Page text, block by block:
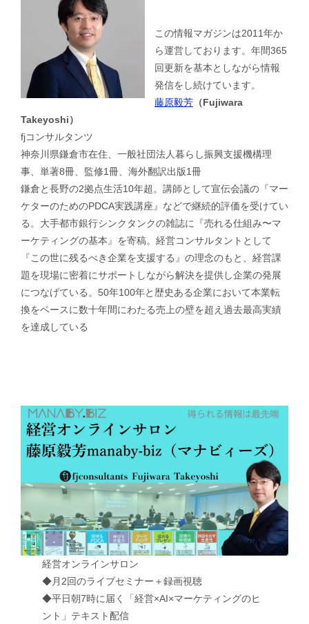
この情報マガジンは2011年か
ら運営しております。年間365
回更新を基本としながら情報
発信をし続けています。
藤原毅芳 （Fujiwara
Takeyoshi）
fjコンサルタンツ
神奈川県鎌倉市在住、一般社団法人暮らし振興支援機構理
事、単著8冊、監修1冊、海外翻訳出版1冊
鎌倉と長野の2拠点生活10年超。講師として宣伝会議の『マー
ケターのためのPDCA実践講座』などで継続的評価を受けてい
る。大手都市銀行シンクタンクの雑誌に『売れる仕組み〜マ
ーケティングの基本』を寄稿。経営コンサルタントとして
『この世に残るべき企業を支援する』の理念のもと、経営課
題を現場に密着にサポートしながら解決を提供し企業の発展
につなげている。50年100年と歴史ある企業において本業転
換をベースに数十年間にわたる売上の壁を超え過去最高実績
を達成している
経営オンラインサロン
◆月2回のライブセミナー＋録画視聴
◆平日朝7時に届く「経営×AI×マーケティングのヒ
ント」テキスト配信